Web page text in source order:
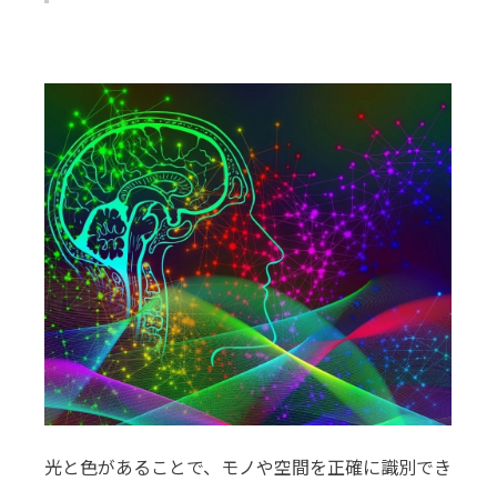
光と色があることで、モノや空間を正確に識別でき